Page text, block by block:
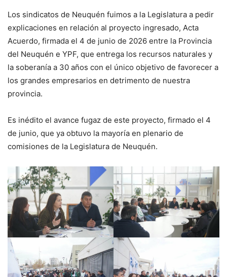
Los sindicatos de Neuquén fuimos a la Legislatura a pedir
explicaciones en relación al proyecto ingresado, Acta
Acuerdo, firmada el 4 de junio de 2026 entre la Provincia
del Neuquén e YPF, que entrega los recursos naturales y
la soberanía a 30 años con el único objetivo de favorecer a
los grandes empresarios en detrimento de nuestra
provincia.
Es inédito el avance fugaz de este proyecto, firmado el 4
de junio, que ya obtuvo la mayoría en plenario de
comisiones de la Legislatura de Neuquén.